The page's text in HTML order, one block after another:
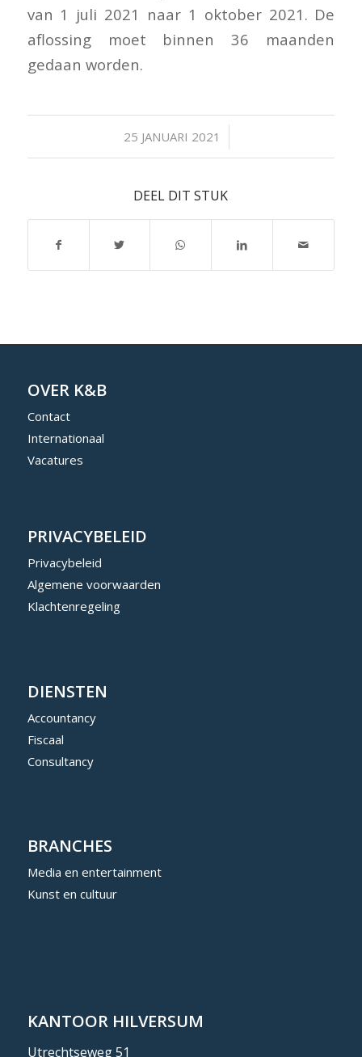
van 1 juli 2021 naar 1 oktober 2021. De
aflossing moet binnen 36 maanden
gedaan worden.
25 JANUARI 2021
/
DEEL DIT STUK
OVER K&B
Contact
Internationaal
Vacatures
PRIVACYBELEID
Privacybeleid
Algemene voorwaarden
Klachtenregeling
DIENSTEN
Accountancy
Fiscaal
Consultancy
BRANCHES
Media en entertainment
Kunst en cultuur
KANTOOR HILVERSUM
Utrechtseweg 51